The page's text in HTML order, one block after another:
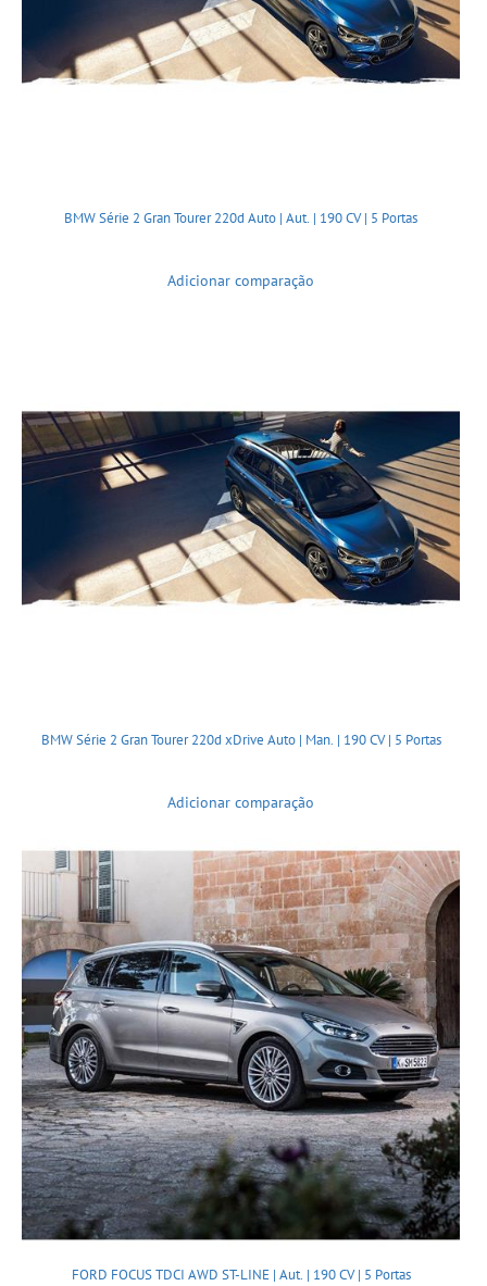
BMW Série 2 Gran Tourer 220d Auto | Aut. | 190 CV | 5 Portas
Adicionar comparação
BMW Série 2 Gran Tourer 220d xDrive Auto | Man. | 190 CV | 5 Portas
Adicionar comparação
FORD FOCUS TDCI AWD ST-LINE | Aut. | 190 CV | 5 Portas